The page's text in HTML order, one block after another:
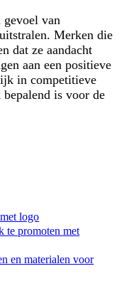
gevoel van
Merken die
dat ze aandacht
aan een positieve
in competitieve
is voor de
logo
te promoten met
en materialen voor